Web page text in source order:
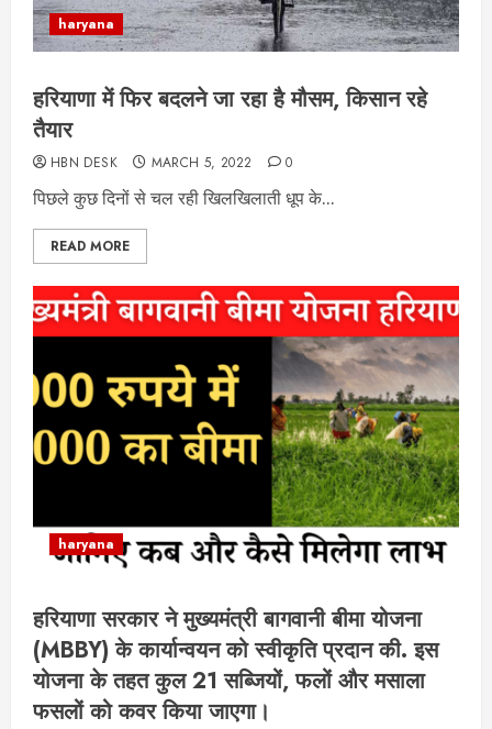
haryana
हरियाणा में फिर बदलने जा रहा है मौसम, किसान रहे
तैयार
HBN DESK MARCH 5, 2022 0
पिछले कुछ दिनों से चल रही खिलखिलाती धूप के...
READ MORE
haryana
हरियाणा सरकार ने मुख्यमंत्री बागवानी बीमा योजना
(MBBY) के कार्यान्वयन को स्वीकृति प्रदान की. इस
योजना के तहत कुल 21 सब्जियों, फलों और मसाला
फसलों को कवर किया जाएगा।